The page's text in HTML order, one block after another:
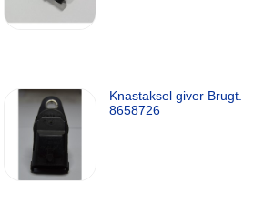
Knastaksel giver Brugt.
8658726